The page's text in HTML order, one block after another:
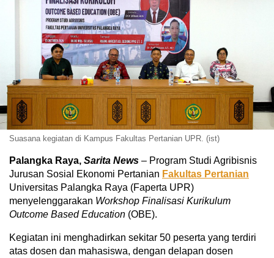
Suasana kegiatan di Kampus Fakultas Pertanian UPR. (ist)
Palangka Raya, Sarita News – Program Studi Agribisnis
Jurusan Sosial Ekonomi Pertanian Fakultas Pertanian
Universitas Palangka Raya (Faperta UPR)
menyelenggarakan Workshop Finalisasi Kurikulum
Outcome Based Education (OBE).
Kegiatan ini menghadirkan sekitar 50 peserta yang terdiri
atas dosen dan mahasiswa, dengan delapan dosen